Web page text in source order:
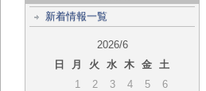
新着情報一覧
2026/6
日
月 火 水 木 金
土
1
2 3 4 5
6